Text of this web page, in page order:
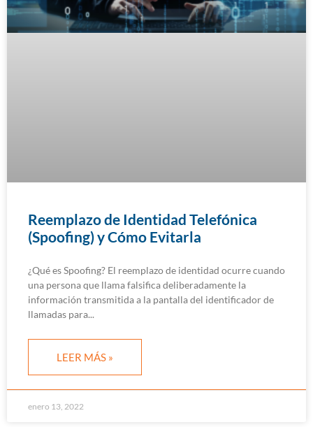
Reemplazo de Identidad Telefónica
(Spoofing) y Cómo Evitarla
¿Qué es Spoofing? El reemplazo de identidad ocurre cuando
una persona que llama falsifica deliberadamente la
información transmitida a la pantalla del identificador de
llamadas para
LEER MÁS »
enero 13, 2022